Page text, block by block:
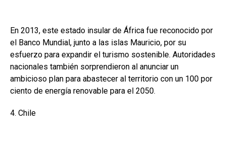
En 2013, este estado insular de África fue reconocido por
el Banco Mundial, junto a las islas Mauricio, por su
esfuerzo para expandir el turismo sostenible. Autoridades
nacionales también sorprendieron al anunciar un
ambicioso plan para abastecer al territorio con un 100 por
ciento de energía renovable para el 2050.
4. Chile